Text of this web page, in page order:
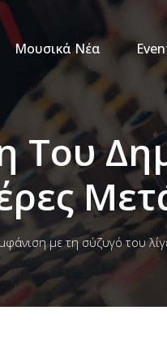
Μουσικά Νέα
Του
με τη σύζυγό του